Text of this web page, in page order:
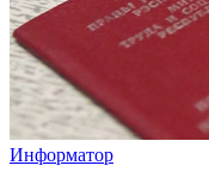
Информатор